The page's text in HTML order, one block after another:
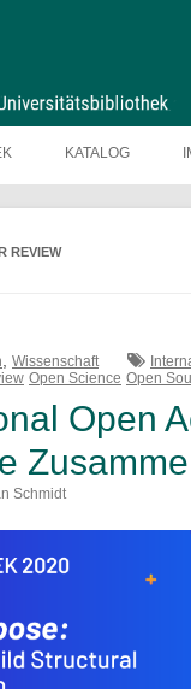
KATALOG
REVIEW
, Wissenschaft
Open Science Open
Open
Schmidt